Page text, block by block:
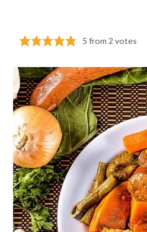
5 from 2 votes